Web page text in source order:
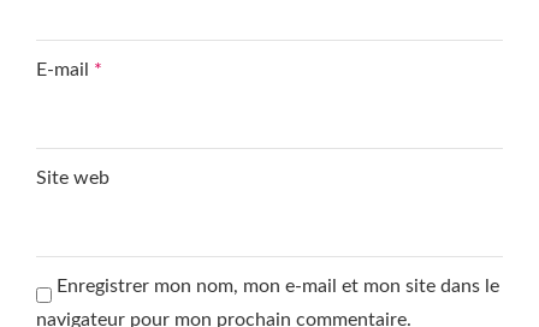
E-mail *
Site web
Enregistrer mon nom, mon e-mail et mon site dans le
navigateur pour mon prochain commentaire.